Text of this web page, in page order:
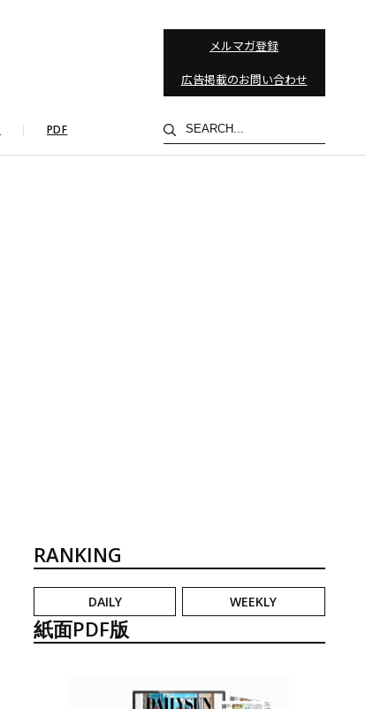
メルマガ登録
広告掲載のお問い合わせ
PDF
検
索
RANKING
DAILY WEEKLY
紙面PDF版